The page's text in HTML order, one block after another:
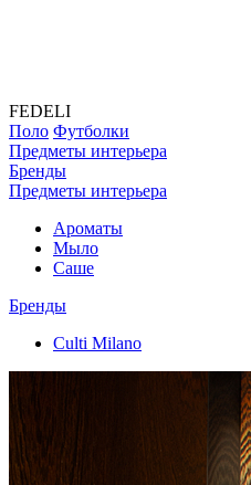
FEDELI
Поло Футболки
Предметы интерьера
Бренды
Предметы интерьера
Ароматы
Мыло
Саше
Бренды
Culti Milano